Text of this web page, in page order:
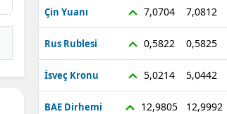
Çin Yuanı 7,0704 7,0812
Rus Rublesi 0,5822 0,5825
İsveç Kronu 5,0214 5,0442
BAE Dirhemi 12,9805 12,9992